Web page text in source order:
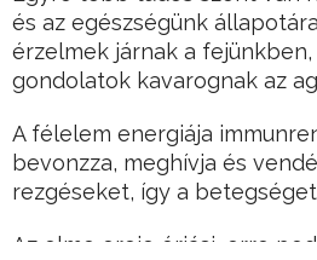
és az egészségünk
érzelmek járnak a
gondolatok kavarognak az
A félelem energiája
bevonzza, meghívja és
rezgéseket, így a betegséget
Az elme ereje óriási, erre